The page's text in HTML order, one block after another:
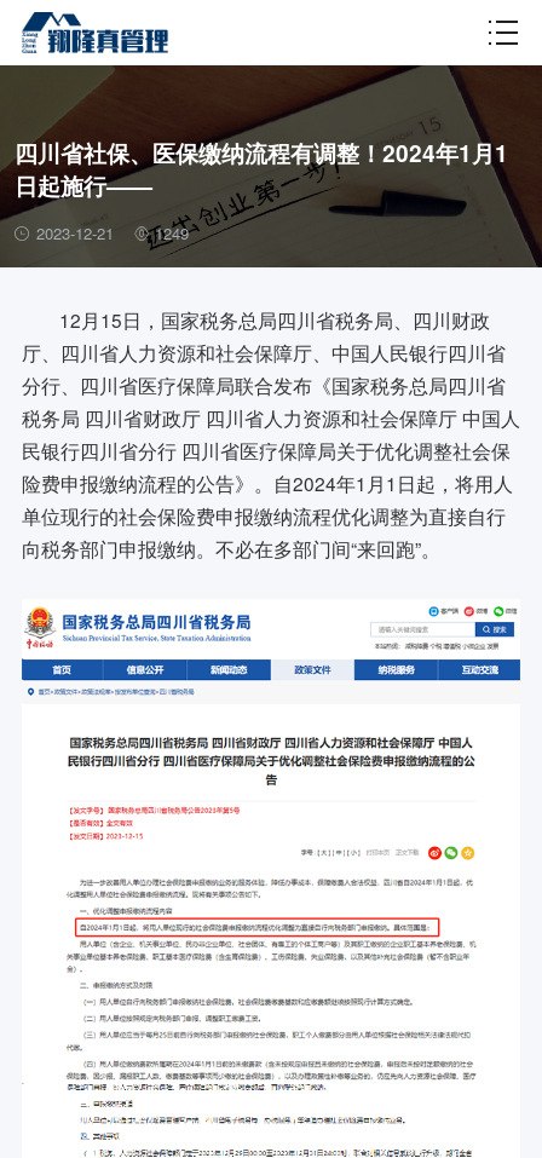
财税百科
四川省社保、医保缴纳流程有调整！2024年1月1
日起施行——
2023-12-21 1249
12月15日，国家税务总局四川省税务局、四川财政
厅、四川省人力资源和社会保障厅、中国人民银行四川省
分行、四川省医疗保障局联合发布《国家税务总局四川省
税务局 四川省财政厅 四川省人力资源和社会保障厅 中国人
民银行四川省分行 四川省医疗保障局关于优化调整社会保
险费申报缴纳流程的公告》。自2024年1月1日起，将用人
单位现行的社会保险费申报缴纳流程优化调整为直接自行
向税务部门申报缴纳。不必在多部门间“来回跑”。